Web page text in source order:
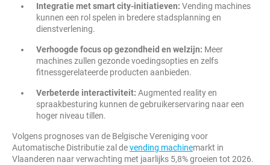
Integratie met smart city-initiatieven: Vending machines
kunnen een rol spelen in bredere stadsplanning en
dienstverlening.
Verhoogde focus op gezondheid en welzijn: Meer
machines zullen gezonde voedingsopties en zelfs
fitnessgerelateerde producten aanbieden.
Verbeterde interactiviteit: Augmented reality en
spraakbesturing kunnen de gebruikerservaring naar een
hoger niveau tillen.
Volgens prognoses van de Belgische Vereniging voor
Automatische Distributie zal devending machinemarkt in
Vlaanderen naar verwachting met jaarlijks 5,8% groeien tot 2026.